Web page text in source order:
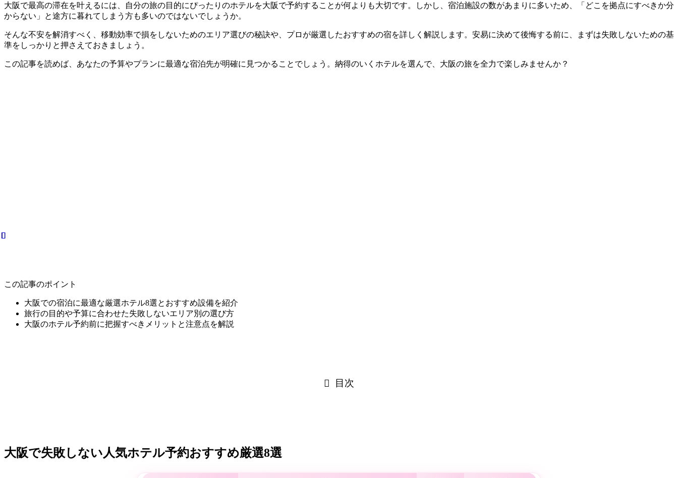
大阪で最高の滞在を叶えるには、自分の旅の目的にぴったりのホテルを大阪で予約することが何よりも大切です。しかし、宿泊施設の数があまりに多いため、「どこを拠点にすべきか分
からない」と途方に暮れてしまう方も多いのではないでしょうか。
そんな不安を解消すべく、移動効率で損をしないためのエリア選びの秘訣や、プロが厳選したおすすめの宿を詳しく解説します。安易に決めて後悔する前に、まずは失敗しないための基
準をしっかりと押さえておきましょう。
この記事を読めば、あなたの予算やプランに最適な宿泊先が明確に見つかることでしょう。納得のいくホテルを選んで、大阪の旅を全力で楽しみませんか？
この記事のポイント
大阪での宿泊に最適な厳選ホテル8選とおすすめ設備を紹介
旅行の目的や予算に合わせた失敗しないエリア別の選び方
大阪のホテル予約前に把握すべきメリットと注意点を解説
目次
大阪で失敗しない人気ホテル予約おすすめ厳選8選